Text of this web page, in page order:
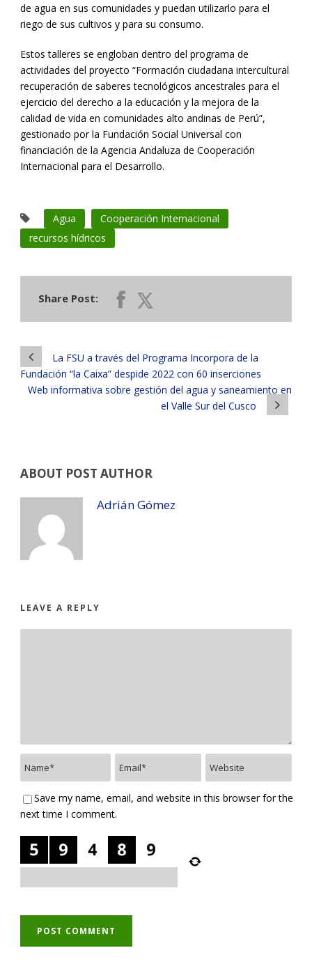
de agua en sus comunidades y puedan utilizarlo para el
riego de sus cultivos y para su consumo.
Estos talleres se engloban dentro del programa de
actividades del proyecto “Formación ciudadana intercultural
recuperación de saberes tecnológicos ancestrales para el
ejercicio del derecho a la educación y la mejora de la
calidad de vida en comunidades alto andinas de Perú”,
gestionado por la Fundación Social Universal con
financiación de la Agencia Andaluza de Cooperación
Internacional para el Desarrollo.
Agua
Cooperación Internacional
recursos hídricos
Share Post:
La FSU a través del Programa Incorpora de la
Fundación “la Caixa” despide 2022 con 60 inserciones
Web informativa sobre gestión del agua y saneamiento en
el Valle Sur del Cusco
ABOUT POST AUTHOR
Adrián Gómez
LEAVE A REPLY
Save my name, email, and website in this browser for the
next time I comment.